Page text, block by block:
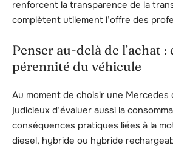
renforcent la transparence de la
complètent utilement l’offre des
Penser au-delà de l’achat
pérennité du véhicule
Au moment de choisir une Mercedes
judicieux d’évaluer aussi la
conséquences pratiques liées à la
diesel, hybride ou hybride